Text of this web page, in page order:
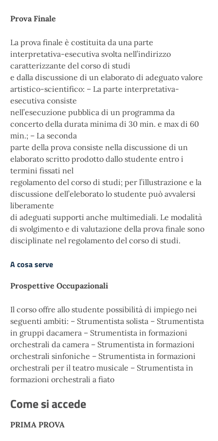
Prova Finale
La prova finale è costituita da una parte
interpretativa-esecutiva svolta nell’indirizzo
caratterizzante del corso di studi
e dalla discussione di un elaborato di adeguato valore
artistico-scientifico: – La parte interpretativa-
esecutiva consiste
nell’esecuzione pubblica di un programma da
concerto della durata minima di 30 min. e max di 60
min.; – La seconda
parte della prova consiste nella discussione di un
elaborato scritto prodotto dallo studente entro i
termini fissati nel
regolamento del corso di studi; per l’illustrazione e la
discussione dell’eleborato lo studente può avvalersi
liberamente
di adeguati supporti anche multimediali. Le modalità
di svolgimento e di valutazione della prova finale sono
disciplinate nel regolamento del corso di studi.
A cosa serve
Prospettive Occupazionali
Il corso offre allo studente possibilità di impiego nei
seguenti ambiti: – Strumentista solista – Strumentista
in gruppi dacamera – Strumentista in formazioni
orchestrali da camera – Strumentista in formazioni
orchestrali sinfoniche – Strumentista in formazioni
orchestrali per il teatro musicale – Strumentista in
formazioni orchestrali a fiato
Come si accede
PRIMA PROVA